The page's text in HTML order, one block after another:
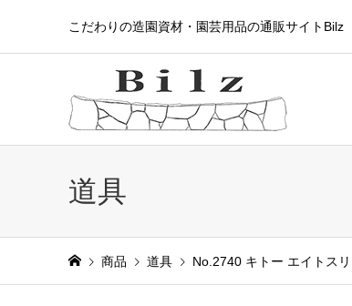
こだわりの造園資材・園芸用品の通販サイトBilz
道具
商品 道具 No.2740 キトー エイトス